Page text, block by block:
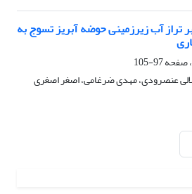
تراز آب زیرزمینی حوضه آبریز تسوج به
97-105
عنصرودی، مهدی ضرغامی، اصغر اصغری